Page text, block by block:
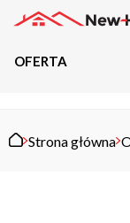
OFERTA
Strona główna